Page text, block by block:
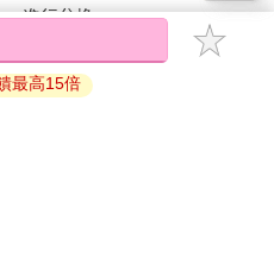
進行兌換。
買的電子書僅能以金石堂專屬
最高15倍